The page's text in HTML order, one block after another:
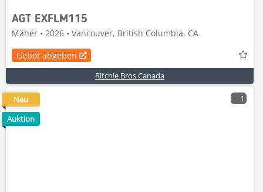
AGT EXFLM115
Mäher • 2026 • Vancouver, British Columbia, CA
Gebot abgeben
Ritchie Bros Canada
1
Neu
Auktion